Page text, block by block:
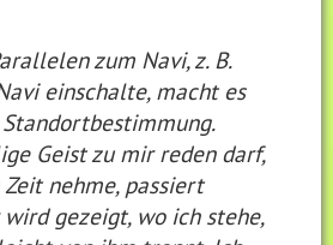
zum Navi, z. B.
einschalte, macht es
Geist zu mir reden darf,
nehme, passiert
gezeigt, wo ich stehe,